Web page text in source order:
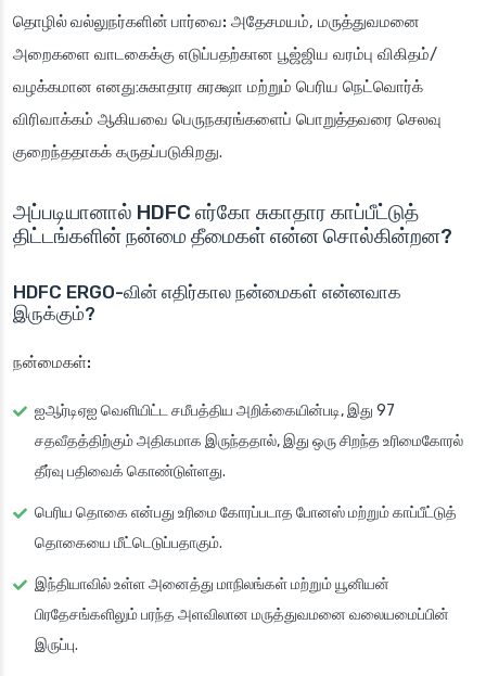
தொழில் வல்லுநர்களின் பார்வை: அதேசமயம், மருத்துவமனை
அறைகளை வாடகைக்கு எடுப்பதற்கான பூஜ்ஜிய வரம்பு விகிதம்/
வழக்கமான எனது:சுகாதார சுரக்ஷா மற்றும் பெரிய நெட்வொர்க்
விரிவாக்கம் ஆகியவை பெருநகரங்களைப் பொறுத்தவரை செலவு
குறைந்ததாகக் கருதப்படுகிறது.
அப்படியானால் HDFC எர்கோ சுகாதார காப்பீட்டுத்
திட்டங்களின் நன்மை தீமைகள் என்ன சொல்கின்றன?
HDFC ERGO-வின் எதிர்கால நன்மைகள் என்னவாக
இருக்கும்?
நன்மைகள்:
ஐஆர்டிஏஐ வெளியிட்ட சமீபத்திய அறிக்கையின்படி, இது 97
சதவீதத்திற்கும் அதிகமாக இருந்ததால், இது ஒரு சிறந்த உரிமைகோரல்
தீர்வு பதிவைக் கொண்டுள்ளது.
பெரிய தொகை என்பது உரிமை கோரப்படாத போனஸ் மற்றும் காப்பீட்டுத்
தொகையை மீட்டெடுப்பதாகும்.
இந்தியாவில் உள்ள அனைத்து மாநிலங்கள் மற்றும் யூனியன்
பிரதேசங்களிலும் பரந்த அளவிலான மருத்துவமனை வலையமைப்பின்
இருப்பு.